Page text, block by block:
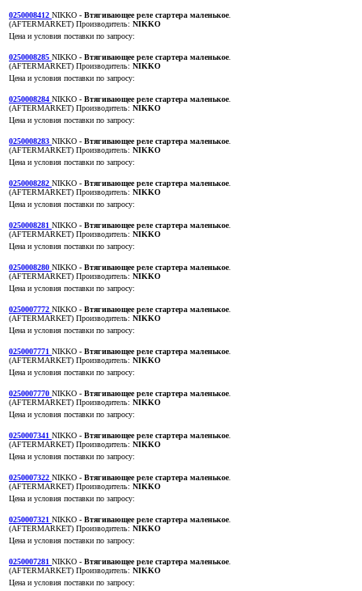
0250008412 NIKKO - Втягивающее реле стартера маленькое.
(AFTERMARKET) Производитель: NIKKO
Цена и условия поставки по запросу:
0250008285 NIKKO - Втягивающее реле стартера маленькое.
(AFTERMARKET) Производитель: NIKKO
Цена и условия поставки по запросу:
0250008284 NIKKO - Втягивающее реле стартера маленькое.
(AFTERMARKET) Производитель: NIKKO
Цена и условия поставки по запросу:
0250008283 NIKKO - Втягивающее реле стартера маленькое.
(AFTERMARKET) Производитель: NIKKO
Цена и условия поставки по запросу:
0250008282 NIKKO - Втягивающее реле стартера маленькое.
(AFTERMARKET) Производитель: NIKKO
Цена и условия поставки по запросу:
0250008281 NIKKO - Втягивающее реле стартера маленькое.
(AFTERMARKET) Производитель: NIKKO
Цена и условия поставки по запросу:
0250008280 NIKKO - Втягивающее реле стартера маленькое.
(AFTERMARKET) Производитель: NIKKO
Цена и условия поставки по запросу:
0250007772 NIKKO - Втягивающее реле стартера маленькое.
(AFTERMARKET) Производитель: NIKKO
Цена и условия поставки по запросу:
0250007771 NIKKO - Втягивающее реле стартера маленькое.
(AFTERMARKET) Производитель: NIKKO
Цена и условия поставки по запросу:
0250007770 NIKKO - Втягивающее реле стартера маленькое.
(AFTERMARKET) Производитель: NIKKO
Цена и условия поставки по запросу:
0250007341 NIKKO - Втягивающее реле стартера маленькое.
(AFTERMARKET) Производитель: NIKKO
Цена и условия поставки по запросу:
0250007322 NIKKO - Втягивающее реле стартера маленькое.
(AFTERMARKET) Производитель: NIKKO
Цена и условия поставки по запросу:
0250007321 NIKKO - Втягивающее реле стартера маленькое.
(AFTERMARKET) Производитель: NIKKO
Цена и условия поставки по запросу:
0250007281 NIKKO - Втягивающее реле стартера маленькое.
(AFTERMARKET) Производитель: NIKKO
Цена и условия поставки по запросу: